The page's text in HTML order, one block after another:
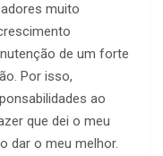
muito
de um forte
Por isso,
ao
que dei o meu
dar o meu melhor.